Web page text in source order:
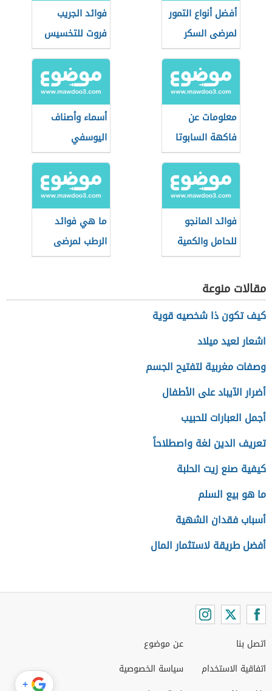
أفضل أنواع التمور
لمرضى السكر
فوائد الجريب
فروت للتخسيس
معلومات عن
فاكهة السابوتا
أسماء وأصناف
اليوسفي
فوائد المانجو
للحامل والكمية
المسموح بها
ما هي فوائد
الرطب لمرضى
السكري
مقالات منوعة
كيف تكون ذا شخصيه قوية
اشعار لعيد ميلاد
وصفات مغربية لتفتيح الجسم
أضرار الآيباد على الأطفال
أجمل العبارات للحبيب
تعريف الدين لغة واصطلاحاً
كيفية صنع زيت الحلبة
ما هو بيع السلم
أسباب فقدان الشهية
أفضل طريقة لاستثمار المال
اتصل بنا
اتفاقية الاستخدام
عن موضوع
سياسة الخصوصية
+